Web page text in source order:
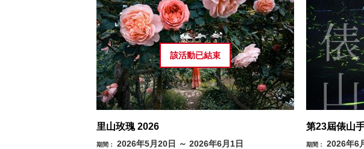
一 二 三
3
10 11 12
18 19
春季
夏季
秋季
該活動已結束
里山玫瑰 2026
期間： 2026年5月20日 ～ 2026年6月1日
第23屆俵山
期間： 2026年6